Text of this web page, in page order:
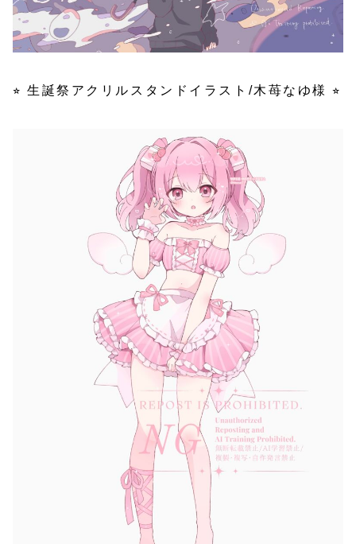
⭐︎ 生誕祭アクリルスタンドイラスト/木苺なゆ様 ⭐︎